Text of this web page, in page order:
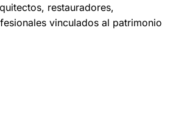
restauradores,
vinculados al patrimonio